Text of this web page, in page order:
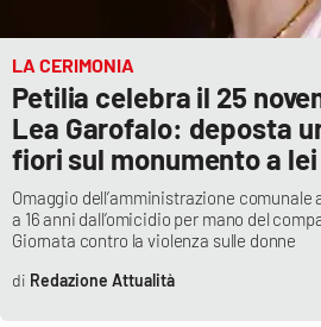
Sport
RUBRICHE
Good Morning Vietnam
Parchi Marini Calabria
LA CERIMONIA
Petilia celebra il 25
Lea Garofalo: deposta
fiori sul monumento a
Omaggio dell’amministrazione
a 16 anni dall’omicidio per mano del
Giornata contro la violenza sulle donne
Redazione Attualità